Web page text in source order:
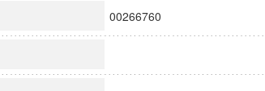
00266760